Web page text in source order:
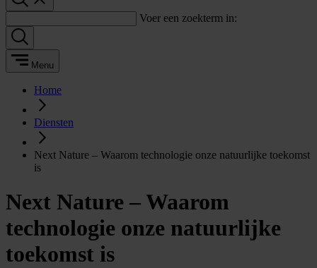
Voer een zoekterm in:
Menu
Home
Diensten
Next Nature – Waarom technologie onze natuurlijke toekomst
is
Next Nature – Waarom
technologie onze natuurlijke
toekomst is